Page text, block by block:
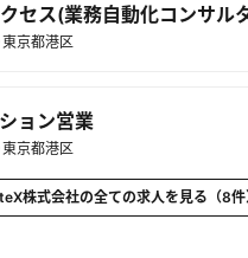
セス(業務自動化コンサル
東京都港区
ョン営業
東京都港区
株式会社の全ての求人を見る（8